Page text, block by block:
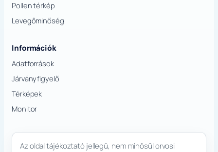
Pollen térkép
Levegőminőség
Információk
Adatforrások
Járványfigyelő
Térképek
Monitor
Az oldal tájékoztató jellegű, nem minősül orvosi